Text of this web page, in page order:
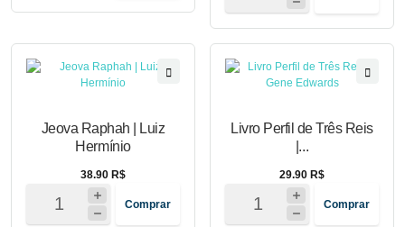
Jeova Raphah | Luiz
Hermínio
38.90 R$
Comprar
Livro Perfil de Três Reis
|...
29.90 R$
Comprar